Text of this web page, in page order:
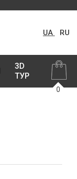
UA RU
3D
ТУР
0